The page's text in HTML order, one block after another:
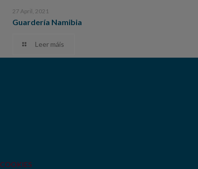
27 April, 2021
Guardería Namibia
Leer máis
COOKIES